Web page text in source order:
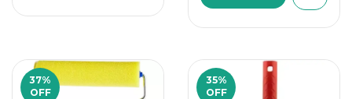
37%
OFF
35%
OFF